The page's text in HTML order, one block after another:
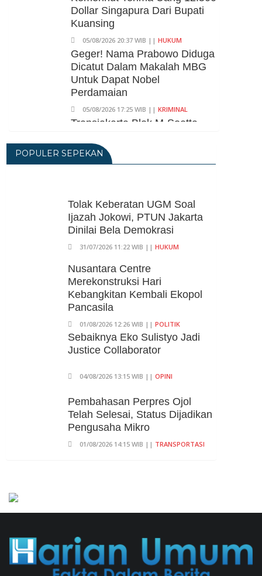
Dollar Singapura Dari Bupati
Kuansing
05/08/2026 20:37 WIB || HUKUM
Geger! Nama Prabowo Diduga
Dicatut Dalam Makalah MBG
Untuk Dapat Nobel
Perdamaian
05/08/2026 17:25 WIB || KRIMINAL
Transjakarta Blok M-Soetta
Transbandara, Tarif Dipatok
Rp15.000
Pengangguran Di Indonesia
Pada Mei 2026 Turun Jadi 7,22
Juta Orang
05/08/2026 13:45 WIB ||TENAGA KERJA
Tumbuh 5,29 Persen, Sektor
Pertambangan Alami Kontraksi
05/08/2026 13:16 WIB || MAKRO/MIKRO
POPULER SEPEKAN
Tolak Keberatan UGM Soal
Ijazah Jokowi, PTUN Jakarta
Dinilai Bela Demokrasi
31/07/2026 11:22 WIB || HUKUM
Nusantara Centre
Merekonstruksi Hari
Kebangkitan Kembali Ekopol
Pancasila
01/08/2026 12:26 WIB || POLITIK
Sebaiknya Eko Sulistyo Jadi
Justice Collaborator
04/08/2026 13:15 WIB || OPINI
Pembahasan Perpres Ojol
Telah Selesai, Status Dijadikan
Pengusaha Mikro
01/08/2026 14:15 WIB || TRANSPORTASI
Semarang Keracunan, BGN
Suspend SPPG Karangturi
02/08/2026 14:42 WIB ||KESEHATAN